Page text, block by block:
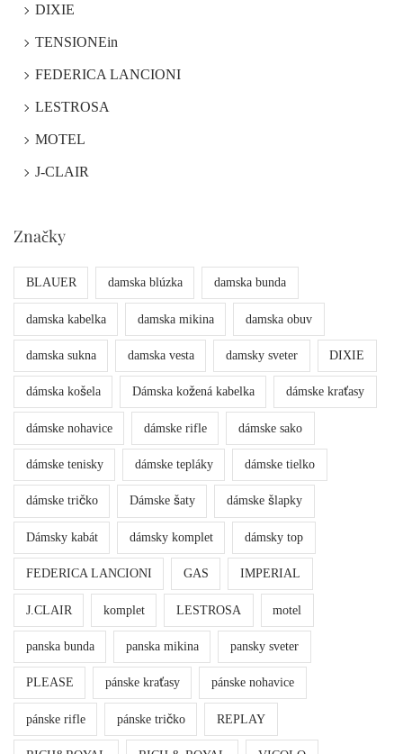
DIXIE
TENSIONEin
FEDERICA LANCIONI
LESTROSA
MOTEL
J-CLAIR
Značky
BLAUER damska blúzka damska bunda
damska kabelka damska mikina damska obuv
damska sukna damska vesta damsky sveter DIXIE
dámska košela Dámska kožená kabelka dámske kraťasy
dámske nohavice dámske rifle dámske sako
dámske tenisky dámske tepláky dámske tielko
dámske tričko Dámske šaty dámske šlapky
Dámsky kabát dámsky komplet dámsky top
FEDERICA LANCIONI GAS IMPERIAL
J.CLAIR komplet LESTROSA motel
panska bunda panska mikina pansky sveter
PLEASE pánske kraťasy pánske nohavice
pánske rifle pánske tričko REPLAY